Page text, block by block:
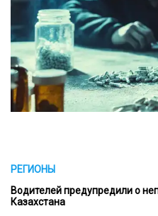
РЕГИОНЫ
Водителей предупредили о
Казахстана